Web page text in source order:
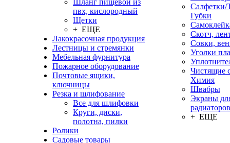
Шланг пищевой из
пвх, кислородный
Щетки
+ ЕЩЕ
Лакокрасочная продукция
Лестницы и стремянки
Мебельная фурнитура
Пожарное оборудование
Почтовые ящики,
ключницы
Резка и шлифование
Все для шлифовки
Круги, диски,
полотна, пилки
Ролики
Садовые товары
Салфетки/
Губки
Скотч,
Совки,
Уголки
Чистящие
Химия
Швабры
Экраны
радиаторов
+ ЕЩЕ